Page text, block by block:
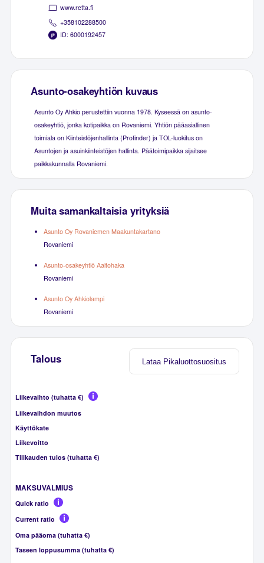
www.retta.fi
+358102288500
ID: 6000192457
Asunto-osakeyhtiön kuvaus
Asunto Oy Ahkio perustettiin vuonna 1978. Kyseessä on asunto-
osakeyhtiö, jonka kotipaikka on Rovaniemi. Yhtiön pääasiallinen
toimiala on Kiinteistöjenhallinta (Profinder) ja TOL-luokitus on
Asuntojen ja asuinkiinteistöjen hallinta. Päätoimipaikka sijaitsee
paikkakunnalla Rovaniemi.
Muita samankaltaisia yrityksiä
Asunto Oy Rovaniemen Maakuntakartano
Rovaniemi
Asunto-osakeyhtiö Aaltohaka
Rovaniemi
Asunto Oy Ahkiolampi
Rovaniemi
Lataa Pikaluottosuositus
Talous
Liikevaihto (tuhatta €)
Liikevaihdon muutos
Käyttökate
Liikevoitto
Tilikauden tulos (tuhatta €)
MAKSUVALMIUS
Quick ratio
Current ratio
Oma pääoma (tuhatta €)
Taseen loppusumma (tuhatta €)